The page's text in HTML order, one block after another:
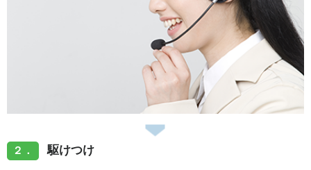
２． 駆けつけ